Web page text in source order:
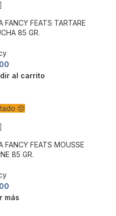
FANCY FEATS TARTARE
85 GR.
al carrito
😔
FANCY FEATS MOUSSE
85 GR.
más